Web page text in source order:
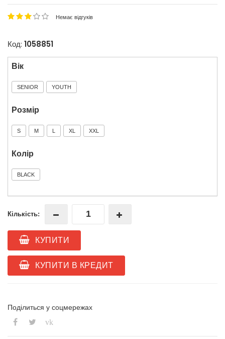
Немає відгуків
Код: 1058851
Вік
SENIOR YOUTH
Розмір
S M L XL XXL
Колір
BLACK
Кількість:
КУПИТИ
КУПИТИ В КРЕДИТ
Поділиться у соцмережах
vk